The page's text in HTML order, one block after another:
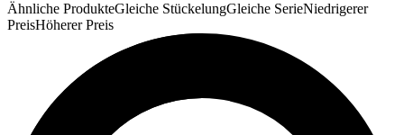
Ähnliche ProdukteGleiche StückelungGleiche SerieNiedrigerer
PreisHöherer Preis